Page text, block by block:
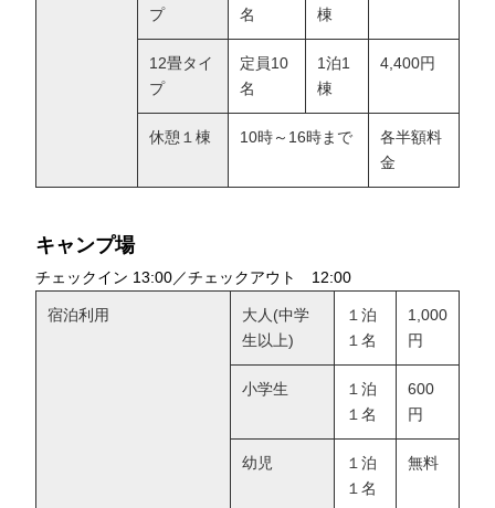
プ 名 棟
12畳タイ
プ
定員10
名
1泊1
棟
4,400円
休憩１棟 10時～16時まで
各半額料
金
キャンプ場
チェックイン 13:00／チェックアウト 12:00
宿泊利用
大人(中学
生以上)
１泊
１名
1,000
円
小学生
１泊
１名
600
円
幼児
１泊
１名
無料